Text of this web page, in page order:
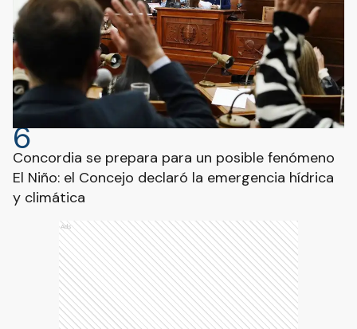
6
Concordia se prepara para un posible fenómeno
El Niño: el Concejo declaró la emergencia hídrica
y climática
Ads